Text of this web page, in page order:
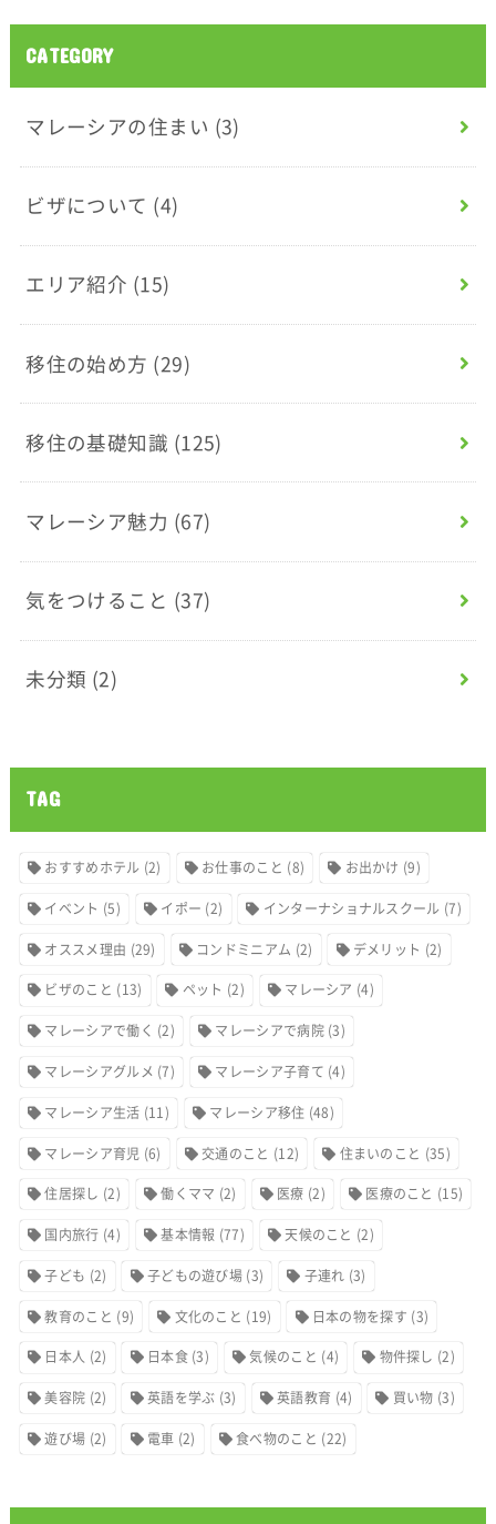
CATEGORY
マレーシアの住まい (3)
ビザについて (4)
エリア紹介 (15)
移住の始め方 (29)
移住の基礎知識 (125)
マレーシア魅力 (67)
気をつけること (37)
未分類 (2)
TAG
おすすめホテル (2) お仕事のこと (8) お出かけ (9)
イベント (5) イポー (2) インターナショナルスクール (7)
オススメ理由 (29) コンドミニアム (2) デメリット (2)
ビザのこと (13) ペット (2) マレーシア (4)
マレーシアで働く (2) マレーシアで病院(3)
マレーシアグルメ (7) マレーシア子育て (4)
マレーシア生活 (11) マレーシア移住 (48)
マレーシア育児 (6) 交通のこと (12) 住まいのこと (35)
住居探し (2) 働くママ (2) 医療 (2) 医療のこと (15)
国内旅行 (4) 基本情報 (77) 天候のこと (2)
子ども (2) 子どもの遊び場 (3) 子連れ (3)
教育のこと (9) 文化のこと (19) 日本の物を探す (3)
日本人 (2) 日本食(3) 気候のこと (4) 物件探し (2)
美容院 (2) 英語を学ぶ (3) 英語教育 (4) 買い物 (3)
遊び場 (2) 電車 (2) 食べ物のこと (22)